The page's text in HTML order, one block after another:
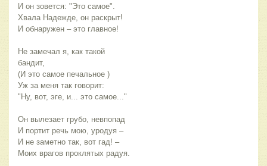
И он зовется: "Это самое".
Хвала Надежде, он раскрыт!
И обнаружен – это главное!
Не замечал я, как такой
бандит,
(И это самое печальное )
Уж за меня так говорит:
"Ну, вот, эге, и... это самое..."
Он вылезает грубо, невпопад
И портит речь мою, уродуя –
И не заметно так, вот гад! –
Моих врагов проклятых радуя.